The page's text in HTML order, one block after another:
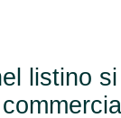
listino